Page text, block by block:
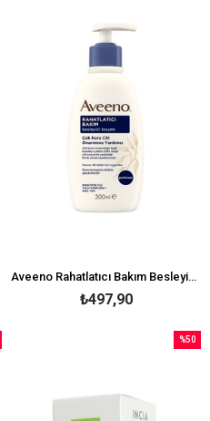
Aveeno Rahatlatıcı Bakım Besleyici Losyon 300 ml
₺497,90
%50